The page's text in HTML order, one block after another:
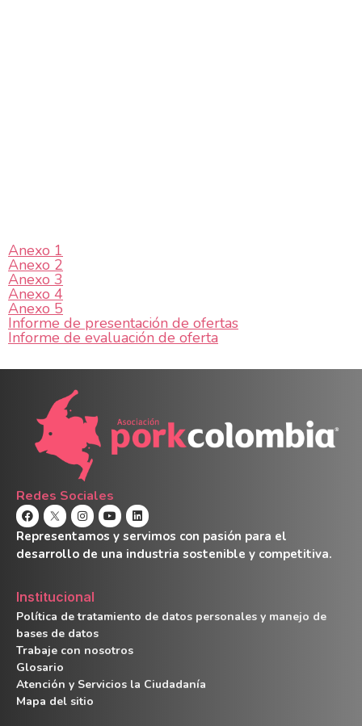
Anexo 1
Anexo 2
Anexo 3
Anexo 4
Anexo 5
Informe de presentación de ofertas
Informe de evaluación de oferta
Redes Sociales
Representamos y servimos con pasión para el
desarrollo de una industria sostenible y competitiva.
Institucional
Política de tratamiento de datos personales y manejo de
bases de datos
Trabaje con nosotros
Glosario
Atención y Servicios la Ciudadanía
Mapa del sitio